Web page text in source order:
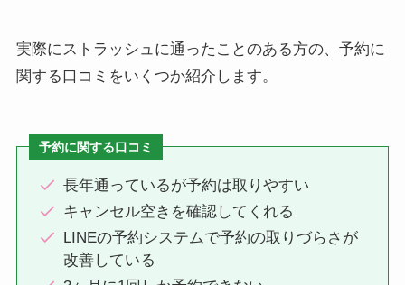
実際にストラッシュに通ったことのある方の、予約に
関する口コミをいくつか紹介します。
予約に関する口コミ
長年通っているが予約は取りやすい
キャンセル空きを確認してくれる
LINEの予約システムで予約の取りづらさが
改善している